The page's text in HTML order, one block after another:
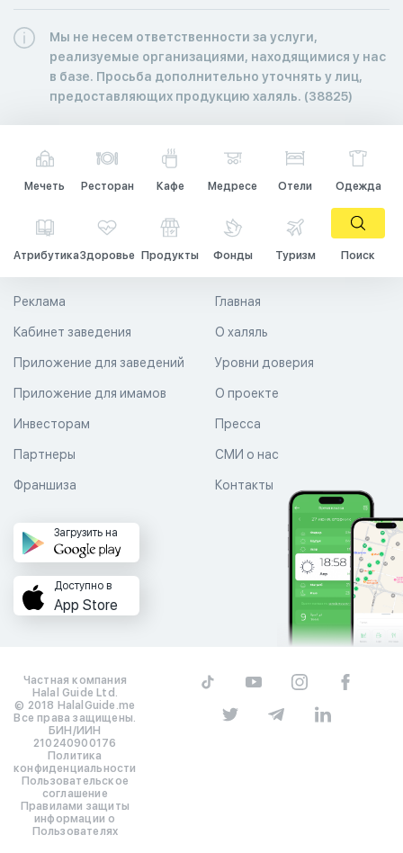
Мы не несем ответственности за услуги,
реализуемые организациями, находящимися у нас
в базе. Просьба дополнительно уточнять у лиц,
предоставляющих продукцию халяль. (38825)
Мечеть Ресторан Кафе Медресе Отели Одежда
АтрибутикаЗдоровье Продукты Фонды Туризм Поиск
Главная
О халяль
Уровни доверия
Реклама
Кабинет заведения
Приложение для заведений
Приложение для имамов О проекте
Пресса
СМИ о нас
Контакты
Инвесторам
Партнеры
Франшиза
Загрузить на
Доступно в
App Store
Частная компания
Halal Guide Ltd.
© 2018 HalalGuide.me
Все права защищены.
БИН/ИИН
210240900176
Политика
конфиденциальности
Пользовательское
соглашение
Правилами защиты
информации о
Пользователях